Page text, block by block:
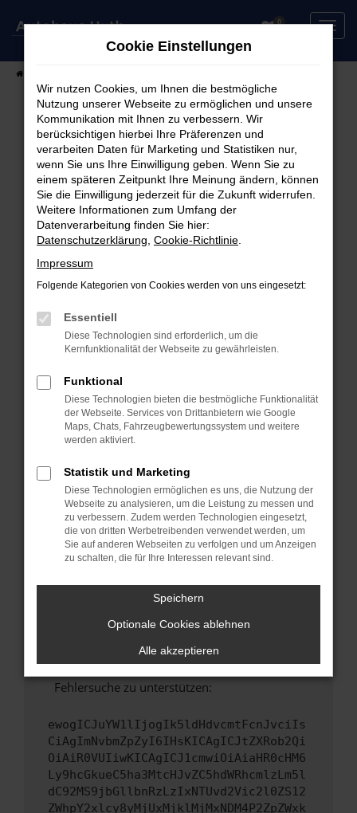
Zum
0
Fehler: Network Error
Beim Laden ist ein Fehler aufgetreten.
Hier sind ein paar Tipps, die dir helfen können:
Überprüfe deine Firewall und deine
Internetverbindung.
Laden andere Webseiten, zum Beispiel deine
Manche Erweiterungen, wie Werbeblocker,
können das Laden bestimmter Seiten
verhindern. Funktioniert die Seite in einem
Fenster?
Starte dein Gerät neu.
Das kann manchmal helfen, vorübergehende
Probleme zu beheben.
Stelle sicher, dass dein Browser und dein
Betriebssystem auf dem neuesten Stand
sind.
Veraltete Software birgt nicht nur ein
Sicherheitsrisiko, sondern kann auch dazu
führen, dass bestimmte Funktionen nicht mehr
Wende dich an den Webseitenbetreiber.
Wenn du alle oben genannten Schritte versucht
hast, kontaktiere uns bitte. Wir werden
versuchen, das Problem zu beheben. Du kannst
uns diesen Text schicken, um uns bei der
Fehlersuche zu unterstützen:
ewogICJuYW1lIjogIk5ldHdvcmtFcnJvciIs
CiAgImNvbmZpZyI6IHsKICAgICJtZXRob2Qi
OiAiR0VUIiwKICAgICJ1cmwiOiAiaHR0cHM6
Ly9hcGkueC5ha3MtcHJvZC5hdWRhcmlzLm5l
dC92MS9jbGllbnRzLzIxNTUvd2Vic2l0ZS12
ZWhpY2xlcy8yMjUxMjklMjMxNDM4P2ZpZWxk
Cookie Einstellungen
Wir nutzen Cookies, um Ihnen die bestmögliche
Nutzung unserer Webseite zu ermöglichen und unsere
Kommunikation mit Ihnen zu verbessern. Wir
berücksichtigen hierbei Ihre Präferenzen und
verarbeiten Daten für Marketing und Statistiken nur,
wenn Sie uns Ihre Einwilligung geben. Wenn Sie zu
einem späteren Zeitpunkt Ihre Meinung ändern, können
Sie die Einwilligung jederzeit für die Zukunft widerrufen.
Weitere Informationen zum Umfang der
Datenverarbeitung finden Sie hier:
Datenschutzerklärung Cookie-Richtlinie
Impressum
Folgende Kategorien von Cookies werden von uns eingesetzt:
Essentiell
Diese Technologien sind erforderlich, um die
Kernfunktionalität der Webseite zu gewährleisten.
Funktional
Diese Technologien bieten die bestmögliche Funktionalität
der Webseite. Services von Drittanbietern wie Google
Maps, Chats, Fahrzeugbewertungssystem und weitere
werden aktiviert.
Statistik und Marketing
Diese Technologien ermöglichen es uns, die Nutzung der
Webseite zu analysieren, um die Leistung zu messen und
zu verbessern. Zudem werden Technologien eingesetzt,
die von dritten Werbetreibenden verwendet werden, um
Sie auf anderen Webseiten zu verfolgen und um Anzeigen
zu schalten, die für Ihre Interessen relevant sind.
Speichern
Optionale Cookies ablehnen
Alle akzeptieren